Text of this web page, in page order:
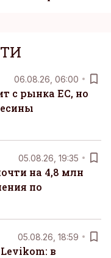
06.08.26, 06:00
с рынка ЕС, но
05.08.26, 19:35
на 4,8 млн
по
05.08.26, 18:59
в